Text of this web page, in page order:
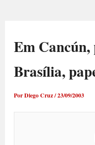
Em
Brasília,
PorDiego Cruz/23/09/2003